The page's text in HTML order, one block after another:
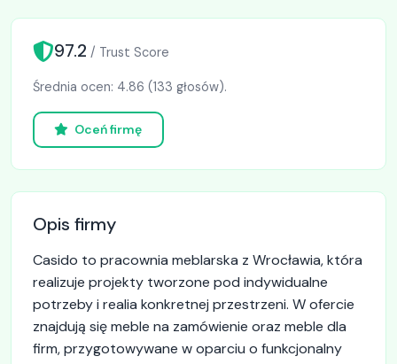
97.2 / Trust Score
Średnia ocen: 4.86 (133 głosów).
Oceń firmę
Opis firmy
Casido to pracownia meblarska z Wrocławia, która
realizuje projekty tworzone pod indywidualne
potrzeby i realia konkretnej przestrzeni. W ofercie
znajdują się meble na zamówienie oraz meble dla
firm, przygotowywane w oparciu o funkcjonalny